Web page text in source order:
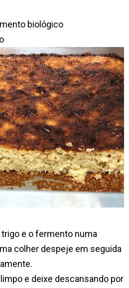
biológico
e o fermento numa
colher despeje em seguida
e deixe descansando por